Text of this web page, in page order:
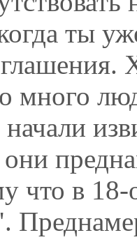
ты
много
что в